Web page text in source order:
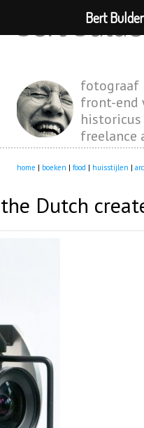
bert
fotograaf
front-end
historicus
freelance
home | boeken | food | huisstijlen |
the Dutch
Bert